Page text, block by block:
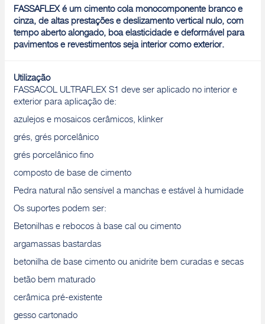
FASSAFLEX é um cimento cola monocomponente branco e
cinza, de altas prestações e deslizamento vertical nulo, com
tempo aberto alongado, boa elasticidade e deformável para
pavimentos e revestimentos seja interior como exterior.
Utilização
FASSACOL ULTRAFLEX S1 deve ser aplicado no interior e
exterior para aplicação de:
azulejos e mosaicos cerâmicos, klinker
grés, grés porcelânico
grés porcelânico fino
composto de base de cimento
Pedra natural não sensível a manchas e estável à humidade
Os suportes podem ser:
Betonilhas e rebocos à base cal ou cimento
argamassas bastardas
betonilha de base cimento ou anidrite bem curadas e secas
betão bem maturado
cerâmica pré-existente
gesso cartonado